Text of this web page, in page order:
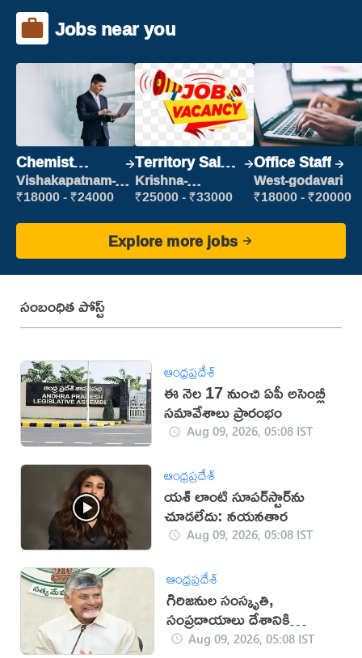
Jobs near you
Chemist
Production
Executive
Vishakapatnam-
new
₹18000 - ₹24000
Territory Sales
Manager
Krishna-
vijayawada
₹25000 - ₹33000
Office Staff
West-godavari
₹18000 - ₹20000
Explore more jobs
సంబంధిత పోస్ట్
ఆంధ్రప్రదేశ్
ఈ నెల 17 నుంచి ఏపీ అసెంబ్లీ
సమావేశాలు ప్రారంభం
Aug 09, 2026, 05:08 IST
ఆంధ్రప్రదేశ్
యశ్ లాంటి సూపర్‌స్టార్‌ను
చూడలేదు: నయనతార
Aug 09, 2026, 05:08 IST
ఆంధ్రప్రదేశ్
గిరిజనుల సంస్కృతి,
సంప్రదాయాలు దేశానికి
గర్వకారణం: సీఎం చంద్రబాబు
Aug 09, 2026, 05:08 IST